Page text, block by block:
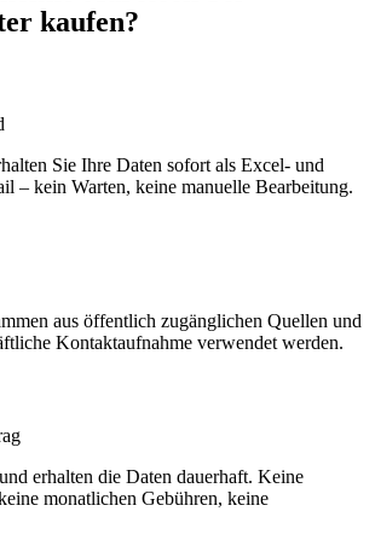
kaufen?
Sie Ihre Daten sofort als Excel- und
– kein Warten, keine manuelle Bearbeitung.
aus öffentlich zugänglichen Quellen und
Kontaktaufnahme verwendet werden.
erhalten die Daten dauerhaft. Keine
monatlichen Gebühren, keine